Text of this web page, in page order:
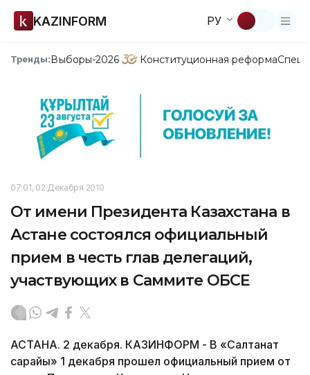
KAZINFORM РУ
Тренды:Выборы-2026 Конституционная реформа
07:01, 02 Декабря 2010
От имени Президента Казахстана в
Астане состоялся официальный
прием в честь глав делегаций,
участвующих в Саммите ОБСЕ
АСТАНА. 2 декабря. КАЗИНФОРМ - В «Салтанат
сарайы» 1 декабря прошел официальный прием от